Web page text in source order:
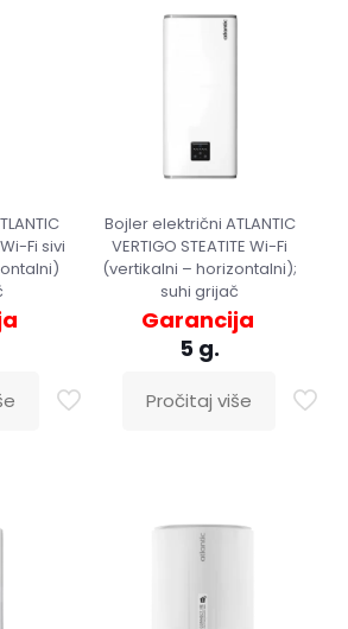
Wi-Fi sivi
Bojler električni ATLANTIC
VERTIGO STEATITE Wi-Fi
(vertikalni – horizontalni);
suhi grijač
Garancija
5 g.
Pročitaj više